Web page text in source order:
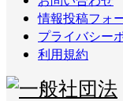
情報投稿フォ
プライバシー
利用規約